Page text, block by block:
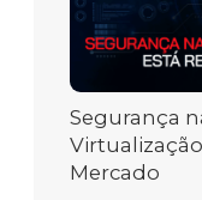
Segurança
Mercado